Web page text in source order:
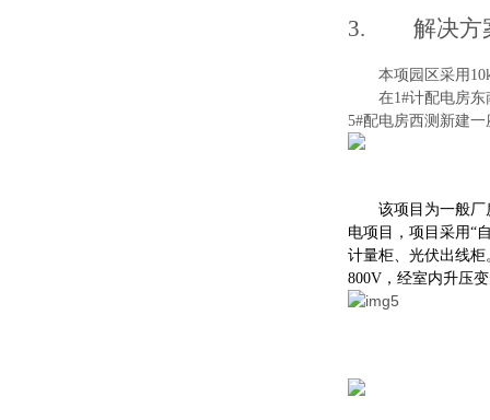
3. 解决方
本项园区采用
在1#计配电房东
5#配电房西测新建一
该项目为一般
电项目，项目采用“
计量柜、光伏出线
800V ，经室内升压